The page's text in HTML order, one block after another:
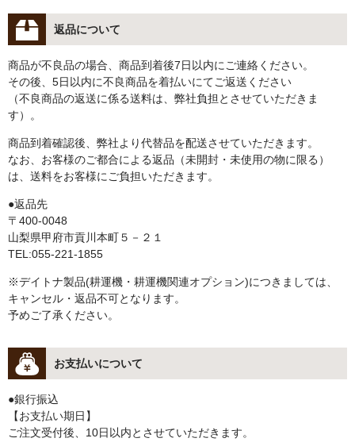
返品について
商品が不良品の場合、商品到着後7日以内にご連絡ください。
その後、5日以内に不良商品を着払いにてご返送ください
（不良商品の返送に係る送料は、弊社負担とさせていただきま
す）。
商品到着確認後、弊社より代替品を配送させていただきます。
なお、お客様のご都合による返品（未開封・未使用の物に限る）
は、送料をお客様にご負担いただきます。
●返品先
〒400-0048
山梨県甲府市貢川本町５－２１
TEL:055-221-1855
※デイトナ製品(耕運機・耕運機関連オプション)につきましては、
キャンセル・返品不可となります。
予めご了承ください。
お支払いについて
●銀行振込
【お支払い期日】
ご注文受付後、10日以内とさせていただきます。